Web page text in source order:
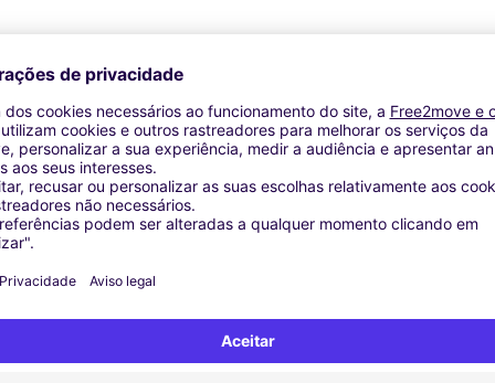
Agências similares